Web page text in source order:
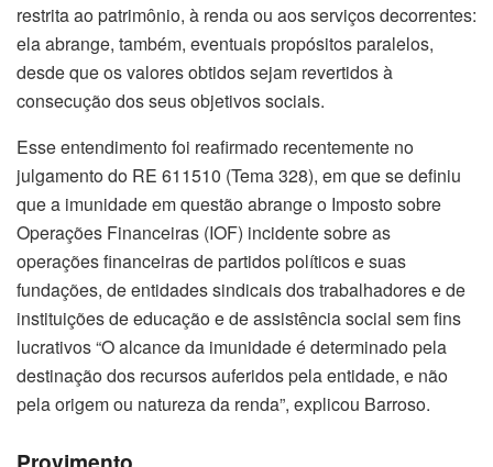
restrita ao patrimônio, à renda ou aos serviços decorrentes:
ela abrange, também, eventuais propósitos paralelos,
desde que os valores obtidos sejam revertidos à
consecução dos seus objetivos sociais.
Esse entendimento foi reafirmado recentemente no
julgamento do RE 611510 (Tema 328), em que se definiu
que a imunidade em questão abrange o Imposto sobre
Operações Financeiras (IOF) incidente sobre as
operações financeiras de partidos políticos e suas
fundações, de entidades sindicais dos trabalhadores e de
instituições de educação e de assistência social sem fins
lucrativos “O alcance da imunidade é determinado pela
destinação dos recursos auferidos pela entidade, e não
pela origem ou natureza da renda”, explicou Barroso.